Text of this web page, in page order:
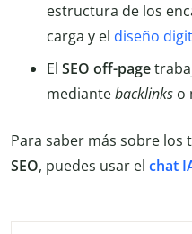
estructura de los
carga y el diseño
El SEO off-page
mediantebacklinks o
Para saber más sobre los
SEO, puedes usar el chat